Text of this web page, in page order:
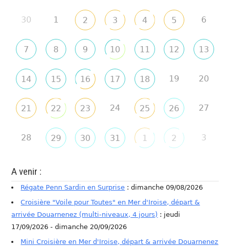
30 1 2 3 4 5 6
7 8 9 10 11 12 13
14 15 16 17 18 19 20
21 22 23 24 25 26 27
28 29 30 31 1 2 3
A venir :
Régate Penn Sardin en Surprise : dimanche 09/08/2026
Croisière "Voile pour Toutes" en Mer d'Iroise, départ &
arrivée Douarnenez (multi-niveaux, 4 jours) : jeudi
17/09/2026 - dimanche 20/09/2026
Mini Croisière en Mer d'Iroise, départ & arrivée Douarnenez